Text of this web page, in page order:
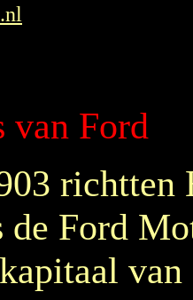
van Ford
richtten
de Ford